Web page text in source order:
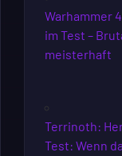
Warhammer
im Test –
meisterhaft
Terrinoth:
Test: Wenn